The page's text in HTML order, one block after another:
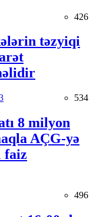
426
təzyiqi
534
8 milyon
AÇG-yə
faiz
496